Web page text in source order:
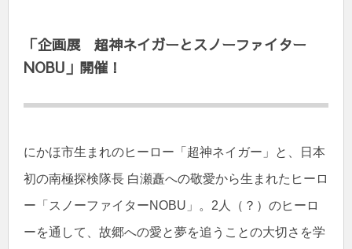
「企画展 超神ネイガーとスノーファイター
NOBU」開催！
にかほ市生まれのヒーロー「超神ネイガー」と、日本
初の南極探検隊長 白瀬矗への敬愛から生まれたヒーロ
ー「スノーファイターNOBU」。2人（？）のヒーロ
ーを通して、故郷への愛と夢を追うことの大切さを学